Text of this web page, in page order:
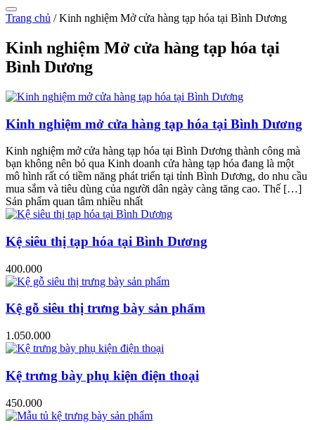
Trang chủ /Kinh nghiệm Mở cửa hàng tạp hóa tại Bình Dương
Kinh nghiệm Mở cửa hàng tạp hóa tại
Bình Dương
Kinh nghiệm mở cửa hàng tạp hóa tại Bình Dương
Kinh nghiệm mở cửa hàng tạp hóa tại Bình Dương thành công mà
bạn không nên bỏ qua Kinh doanh cửa hàng tạp hóa đang là một
mô hình rất có tiềm năng phát triển tại tỉnh Bình Dương, do nhu cầu
mua sắm và tiêu dùng của người dân ngày càng tăng cao. Thế […]
Sản phẩm quan tâm nhiều nhất
Kệ siêu thị tạp hóa tại Bình Dương
400.000
Kệ gỗ siêu thị trưng bày sản phẩm
1.050.000
Kệ trưng bày phụ kiện điện thoại
450.000